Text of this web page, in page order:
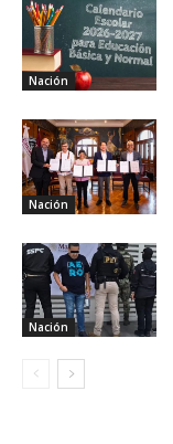
Nación
Nación
Nación